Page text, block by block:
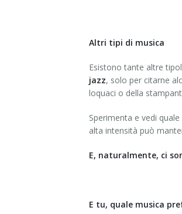
Altri tipi di musica
Esistono tante altre
jazz, solo per citarne
loquaci o della
Sperimenta e vedi
alta intensità può
E, naturalmente, ci
E tu, quale musica